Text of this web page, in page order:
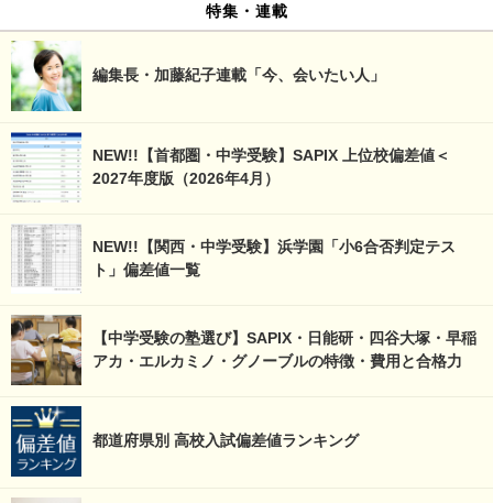
特集・連載
編集長・加藤紀子連載「今、会いたい人」
NEW!!【首都圏・中学受験】SAPIX 上位校偏差値＜
2027年度版（2026年4月）
NEW!!【関西・中学受験】浜学園「小6合否判定テス
ト」偏差値一覧
【中学受験の塾選び】SAPIX・日能研・四谷大塚・早稲
アカ・エルカミノ・グノーブルの特徴・費用と合格力
都道府県別 高校入試偏差値ランキング